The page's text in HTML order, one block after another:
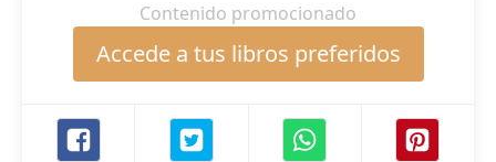
Contenido promocionado
Accede a tus libros preferidos